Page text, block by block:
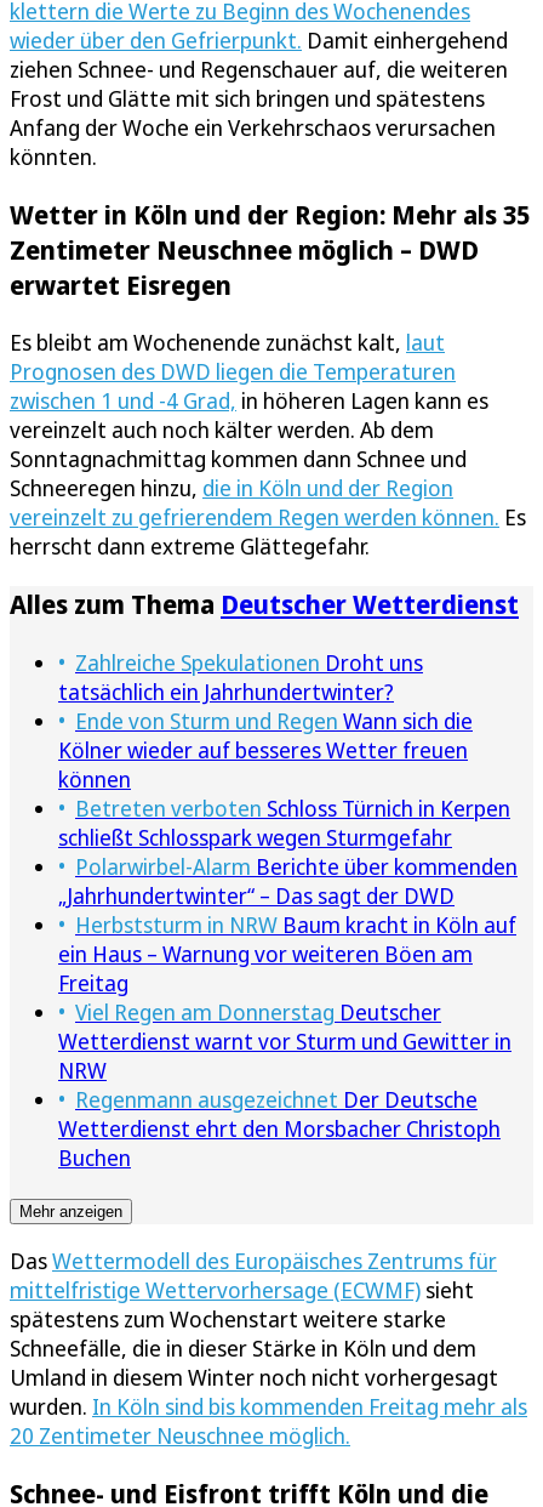
klettern die Werte zu Beginn des Wochenendes
wieder über den Gefrierpunkt. Damit einhergehend
ziehen Schnee- und Regenschauer auf, die weiteren
Frost und Glätte mit sich bringen und spätestens
Anfang der Woche ein Verkehrschaos verursachen
könnten.
Wetter in Köln und der Region: Mehr als 35
Zentimeter Neuschnee möglich – DWD
erwartet Eisregen
Es bleibt am Wochenende zunächst kalt, laut
Prognosen des DWD liegen die Temperaturen
zwischen 1 und -4 Grad, in höheren Lagen kann es
vereinzelt auch noch kälter werden. Ab dem
Sonntagnachmittag kommen dann Schnee und
Schneeregen hinzu, die in Köln und der Region
vereinzelt zu gefrierendem Regen werden können. Es
herrscht dann extreme Glättegefahr.
Alles zum Thema Deutscher Wetterdienst
Zahlreiche Spekulationen Droht uns
tatsächlich ein Jahrhundertwinter?
Ende von Sturm und Regen Wann sich die
Kölner wieder auf besseres Wetter freuen
können
Betreten verboten Schloss Türnich in Kerpen
schließt Schlosspark wegen Sturmgefahr
Polarwirbel-Alarm Berichte über kommenden
„Jahrhundertwinter“ – Das sagt der DWD
Herbststurm in NRW Baum kracht in Köln auf
ein Haus – Warnung vor weiteren Böen am
Freitag
Viel Regen am Donnerstag Deutscher
Wetterdienst warnt vor Sturm und Gewitter in
NRW
Regenmann ausgezeichnet Der Deutsche
Wetterdienst ehrt den Morsbacher Christoph
Buchen
Mehr anzeigen
DasWettermodell des Europäisches Zentrums für
mittelfristige Wettervorhersage (ECWMF) sieht
spätestens zum Wochenstart weitere starke
Schneefälle, die in dieser Stärke in Köln und dem
Umland in diesem Winter noch nicht vorhergesagt
wurden. In Köln sind bis kommenden Freitag mehr als
20 Zentimeter Neuschnee möglich.
Schnee- und Eisfront trifft Köln und die